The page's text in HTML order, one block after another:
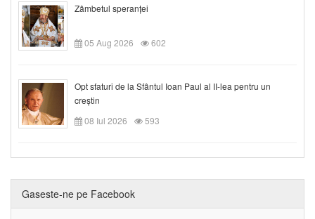
Zâmbetul speranței
05 Aug 2026 602
Opt sfaturi de la Sfântul Ioan Paul al II-lea pentru un
creștin
08 Iul 2026
593
Gaseste-ne pe Facebook